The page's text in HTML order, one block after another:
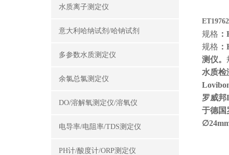
水质离子测定仪
意大利哈纳试剂/哈钠试剂
多参数水质测定仪
余氯总氯测定仪
DO/溶解氧测定仪/溶氧仪
电导率/电阻率/TDS测定仪
PH计/酸度计/ORP测定仪
规格
规格
测仪。
水质检
罗威邦
于德国